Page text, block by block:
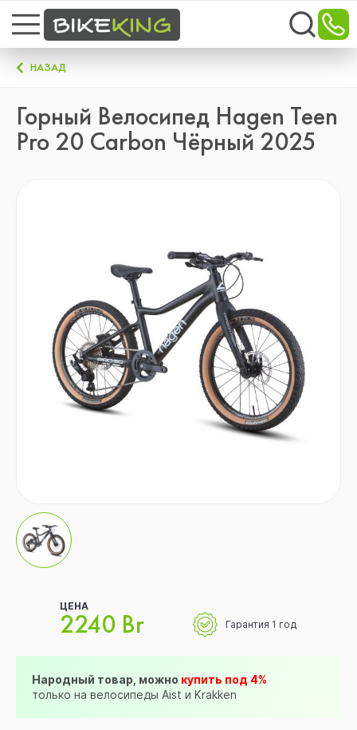
НАЗАД
Горный Велосипед Hagen Teen
Pro 20 Carbon Чёрный 2025
ЦЕНА
2240 Br Гарантия 1 год
Народный товар, можно купить под 4%
только на велосипеды Aist и Krakken